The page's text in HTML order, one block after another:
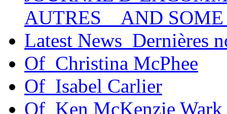
AUTRES _ AND
Latest News_Dernières
Of_Christina McPhee
Of_Isabel Carlier
Of_Ken McKenzie Wark